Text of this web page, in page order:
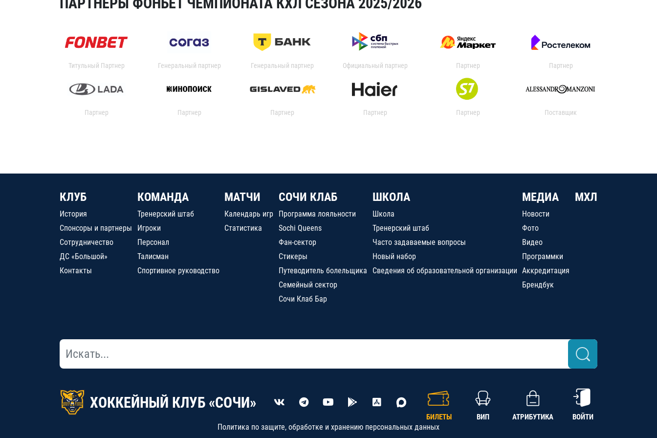
Титульный Партнер Генеральный партнер Генеральный партнер Официальный партнер Партнер Партнер
Партнер Партнер Партнер Партнер Партнер Поставщик
КЛУБ
История
Спонсоры и партнеры
Сотрудничество
ДС «Большой»
Контакты
КОМАНДА
Тренерский штаб
Игроки
Персонал
Талисман
Спортивное руководство
МАТЧИ
Календарь игр
Статистика
СОЧИ КЛАБ
Программа лояльности
Sochi Queens
Фан-сектор
Стикеры
Путеводитель болельщика
Семейный сектор
Сочи Клаб Бар
ШКОЛА
Школа
Тренерский штаб
Часто задаваемые вопросы
Новый набор
Сведения об образовательной организации
МЕДИА
Новости
Фото
Видео
Программки
Аккредитация
Брендбук
МХЛ
ХОККЕЙНЫЙ КЛУБ «СОЧИ»
БИЛЕТЫ ВИП АТРИБУТИКА ВОЙТИ
Политика по защите, обработке и хранению персональных данных